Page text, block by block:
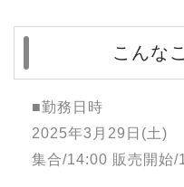
こんな
■勤務日時
2025年3月29日(土)
集合/14:00 販売開始